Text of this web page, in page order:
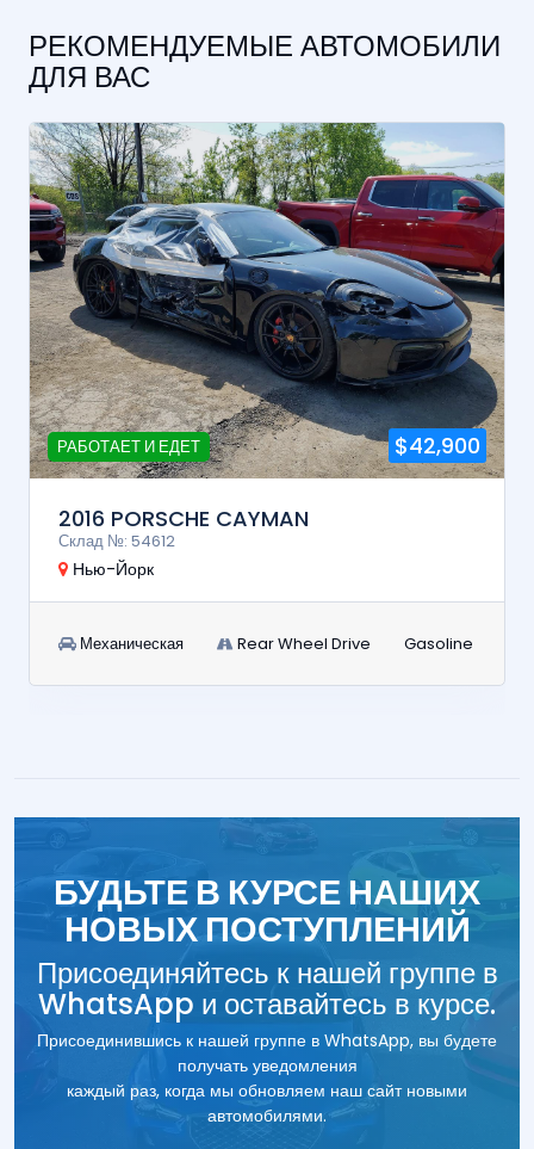
РЕКОМЕНДУЕМЫЕ АВТОМОБИЛИ
ДЛЯ ВАС
РАБОТАЕТ И ЕДЕТ $42,900
2016 PORSCHE CAYMAN
Склад №: 54612
Нью-Йорк
Механическая Rear Wheel Drive Gasoline
БУДЬТЕ В КУРСЕ НАШИХ
НОВЫХ ПОСТУПЛЕНИЙ
Присоединяйтесь к нашей группе в
WhatsApp и оставайтесь в курсе.
Присоединившись к нашей группе в WhatsApp, вы будете
получать уведомления
каждый раз, когда мы обновляем наш сайт новыми
автомобилями.